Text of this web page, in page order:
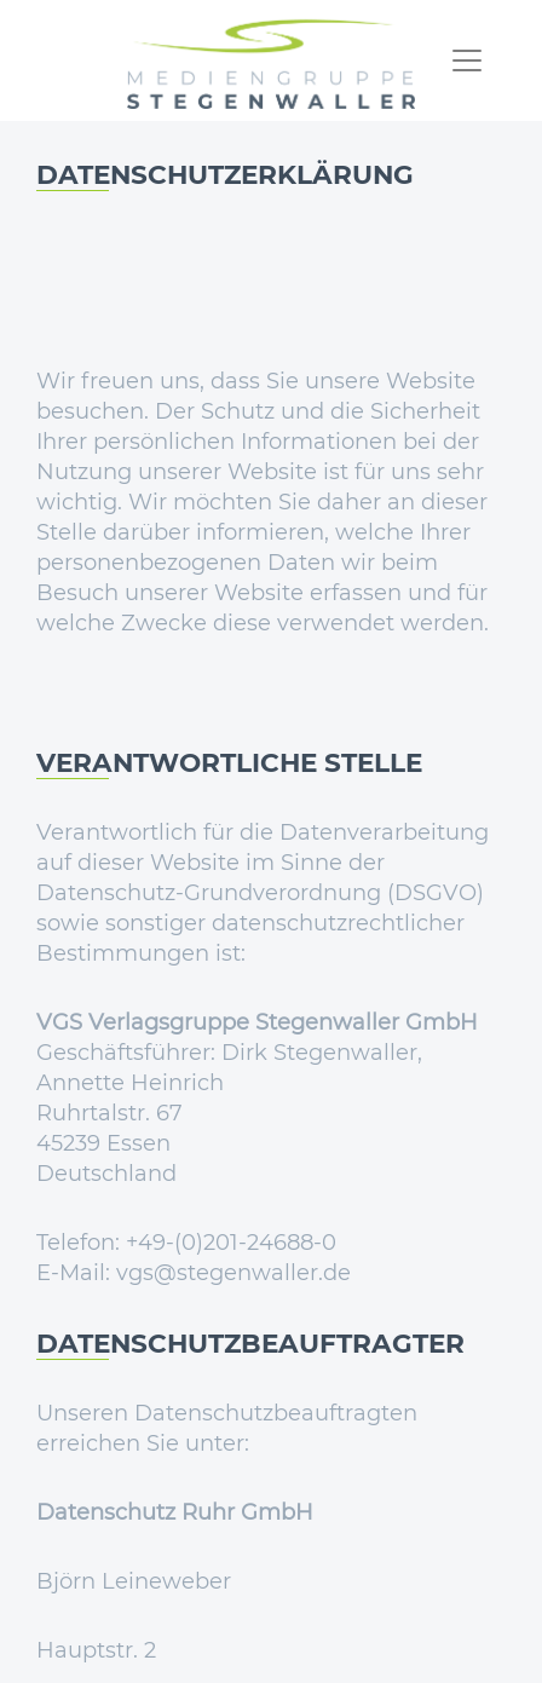
DATENSCHUTZERKLÄRUNG
Wir freuen uns, dass Sie unsere Website
besuchen. Der Schutz und die Sicherheit
Ihrer persönlichen Informationen bei der
Nutzung unserer Website ist für uns sehr
wichtig. Wir möchten Sie daher an dieser
Stelle darüber informieren, welche Ihrer
personenbezogenen Daten wir beim
Besuch unserer Website erfassen und für
welche Zwecke diese verwendet werden.
VERANTWORTLICHE STELLE
Verantwortlich für die Datenverarbeitung
auf dieser Website im Sinne der
Datenschutz-Grundverordnung (DSGVO)
sowie sonstiger datenschutzrechtlicher
Bestimmungen ist:
VGS Verlagsgruppe Stegenwaller GmbH
Geschäftsführer: Dirk Stegenwaller,
Annette Heinrich
Ruhrtalstr. 67
45239 Essen
Deutschland
Telefon: +49-(0)201-24688-0
E-Mail: vgs@stegenwaller.de
DATENSCHUTZBEAUFTRAGTER
Unseren Datenschutzbeauftragten
erreichen Sie unter:
Datenschutz Ruhr GmbH
Björn Leineweber
Hauptstr. 2